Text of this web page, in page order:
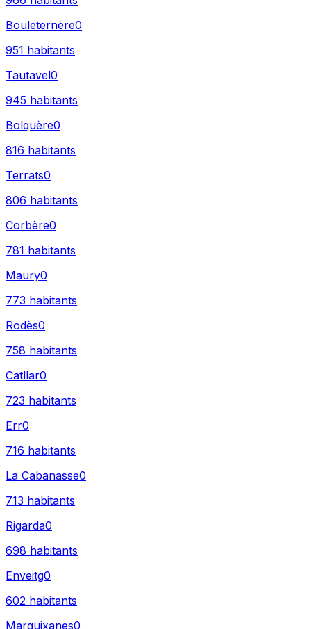
Bouleternère0
951 habitants
Tautavel0
945 habitants
Bolquère0
816 habitants
Terrats0
806 habitants
Corbère0
781 habitants
Maury0
773 habitants
Rodès0
758 habitants
Catllar0
723 habitants
Err0
716 habitants
La Cabanasse0
713 habitants
Rigarda0
698 habitants
Enveitg0
602 habitants
Marquixanes0